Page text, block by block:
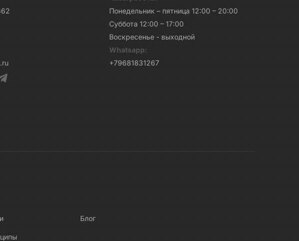
Понедельник – пятница 12:00 – 20:00
Суббота 12:00 – 17:00
Воскресенье - выходной
Whatsapp:
+79681831267
Блог